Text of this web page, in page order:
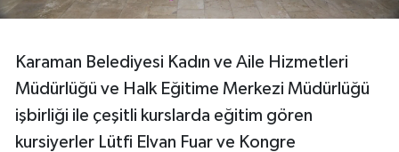
Karaman Belediyesi Kadın ve Aile Hizmetleri
Müdürlüğü ve Halk Eğitime Merkezi Müdürlüğü
işbirliği ile çeşitli kurslarda eğitim gören
kursiyerler Lütfi Elvan Fuar ve Kongre